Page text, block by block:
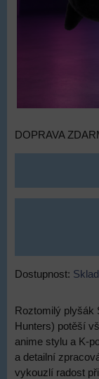
DOPRAVA
Dostupnost:
Roztomilý plyšák
Hunters) potěší
anime stylu a K-
a detailní
vykouzlí radost